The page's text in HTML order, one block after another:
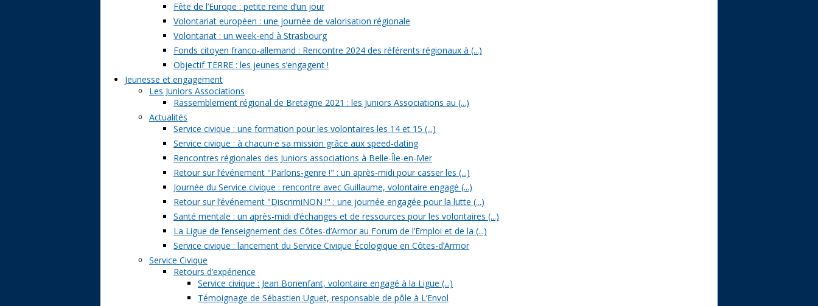
Fête de l’Europe : petite reine d’un jour
Volontariat européen : une journée de valorisation régionale
Volontariat : un week-end à Strasbourg
Fonds citoyen franco-allemand : Rencontre 2024 des référents régionaux à (...)
Objectif TERRE : les jeunes s’engagent !
Jeunesse et engagement
Les Juniors Associations
Rassemblement régional de Bretagne 2021 : les Juniors Associations au (...)
Actualités
Service civique : une formation pour les volontaires les 14 et 15 (...)
Service civique : à chacun·e sa mission grâce aux speed-dating
Rencontres régionales des Juniors associations à Belle-Île-en-Mer
Retour sur l’événement "Parlons-genre !" : un après-midi pour casser les (...)
Journée du Service civique : rencontre avec Guillaume, volontaire engagé (...)
Retour sur l’événement "DiscrimiNON !" : une journée engagée pour la lutte (...)
Santé mentale : un après-midi d’échanges et de ressources pour les volontaires (...)
La Ligue de l’enseignement des Côtes-d’Armor au Forum de l’Emploi et de la (...)
Service civique : lancement du Service Civique Écologique en Côtes-d’Armor
Service Civique
Retours d’expérience
Service civique : Jean Bonenfant, volontaire engagé à la Ligue (...)
Témoignage de Sébastien Uguet, responsable de pôle à L’Envol